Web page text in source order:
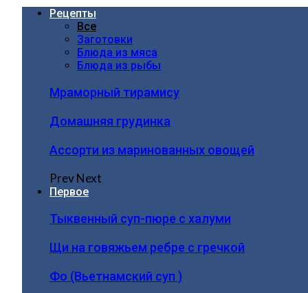
Рецепты
Все
Заготовки
Блюда из мяса
Блюда из рыбы
Мраморный тирамису
Домашняя грудинка
Ассорти из маринованных овощей
PrevNext
Первое
Тыквенный суп-пюре с халуми
Щи на говяжьем ребре с гречкой
Фо (Вьетнамский суп )